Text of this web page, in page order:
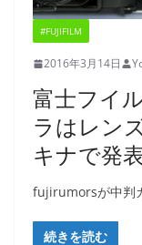
#FUJIFILM
2016年3月14日
富士フイ
ラはレン
キナで発
fujirumorsが中判
続きを読む